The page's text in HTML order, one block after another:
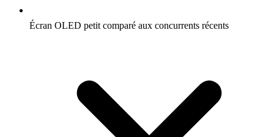
Écran OLED petit comparé aux concurrents récents